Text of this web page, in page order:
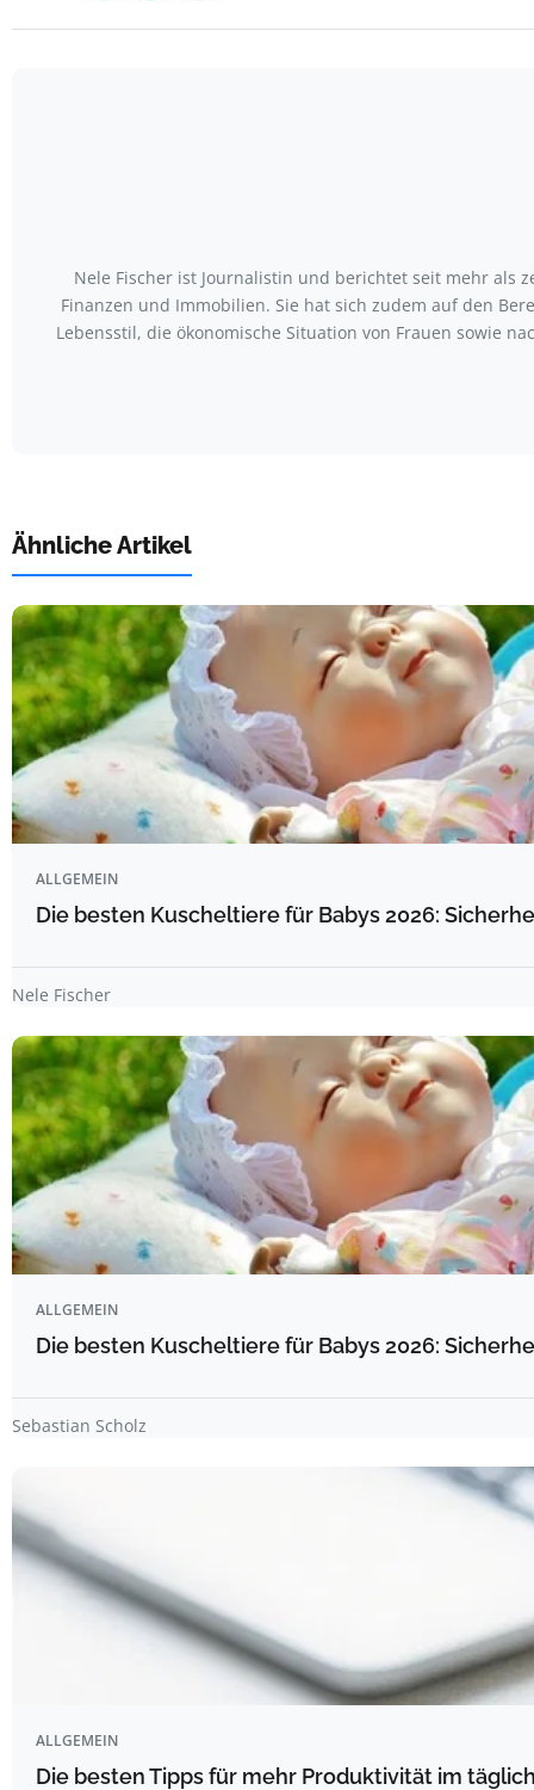
Nele Fischer ist Journalistin und berichtet seit mehr als
Finanzen und Immobilien. Sie hat sich zudem auf den
Lebensstil, die ökonomische Situation von Frauen sowie
Ähnliche Artikel
ALLGEMEIN
Die besten Kuscheltiere für Babys 2026:
Nele Fischer
ALLGEMEIN
Die besten Kuscheltiere für Babys 2026:
Sebastian Scholz
ALLGEMEIN
Die besten Tipps für mehr Produktivität im